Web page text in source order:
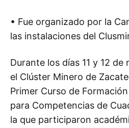
• Fue organizado por la
las instalaciones del
Durante los días 11 y 12 de
el Clúster Minero de
Primer Curso de
para Competencias de
la que participaron